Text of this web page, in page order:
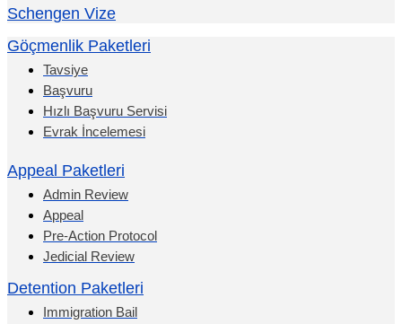
Schengen Vize
Göçmenlik Paketleri
Tavsiye
Başvuru
Hızlı Başvuru Servisi
Evrak İncelemesi
Appeal Paketleri
Admin Review
Appeal
Pre-Action Protocol
Jedicial Review
Detention Paketleri
Immigration Bail